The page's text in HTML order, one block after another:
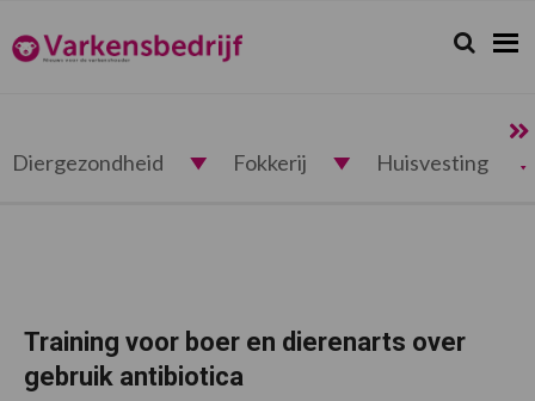
de
hoofdnavigatie
de
hoofd
de
eerste
de
voettekst
Varkensbedrijf.nl Zoeken...
Zoek
Diergezondheid Fokkerij Huisvesting
Training voor boer en dierenarts over
gebruik antibiotica